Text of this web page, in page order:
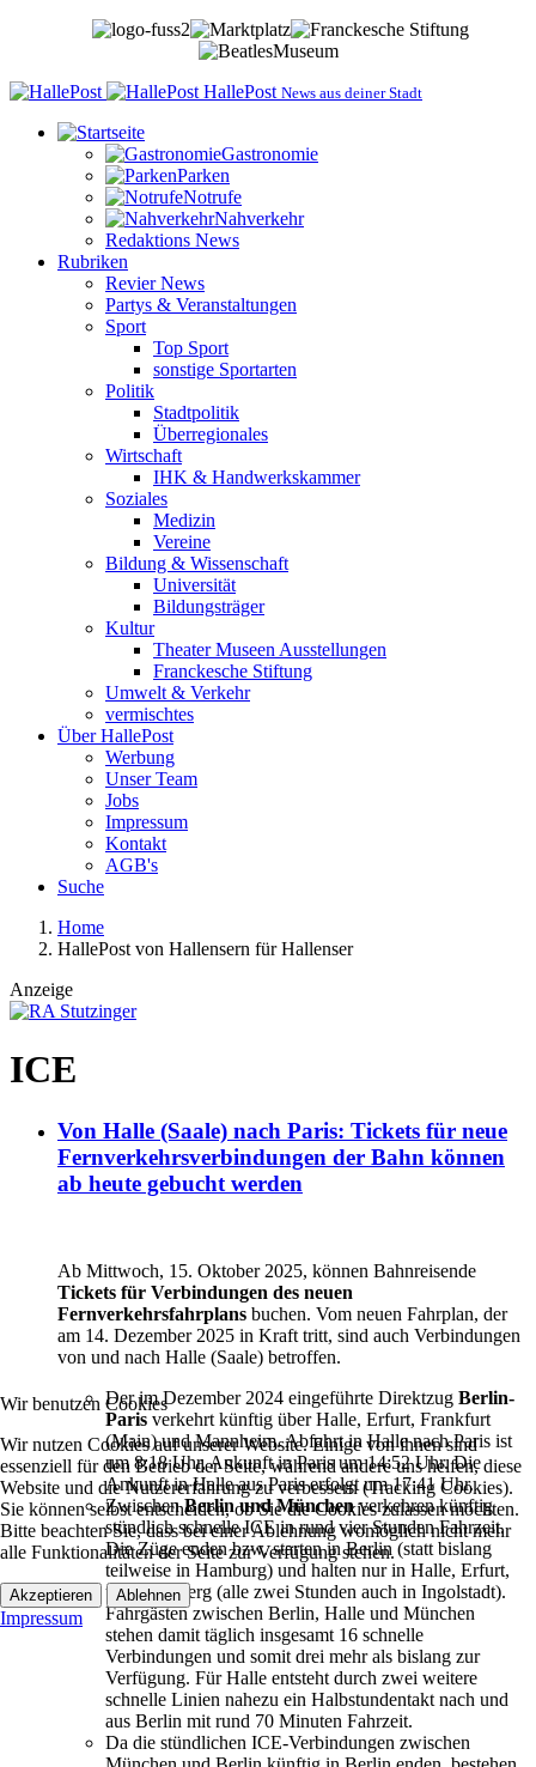
HallePost News aus deiner Stadt
Gastronomie
Parken
Notrufe
Nahverkehr
Redaktions News
Rubriken
Revier News
Partys & Veranstaltungen
Sport
Top Sport
sonstige Sportarten
Politik
Stadtpolitik
Überregionales
Wirtschaft
IHK & Handwerkskammer
Soziales
Medizin
Vereine
Bildung & Wissenschaft
Universität
Bildungsträger
Kultur
Theater Museen Ausstellungen
Franckesche Stiftung
Umwelt & Verkehr
vermischtes
Über HallePost
Werbung
Unser Team
Jobs
Impressum
Kontakt
AGB's
Suche
Home
HallePost von Hallensern für Hallenser
Anzeige
ICE
Von Halle (Saale) nach Paris: Tickets für neue
Fernverkehrsverbindungen der Bahn können
ab heute gebucht werden
Ab Mittwoch, 15. Oktober 2025, können Bahnreisende
Tickets für Verbindungen des neuen
Fernverkehrsfahrplans buchen. Vom neuen Fahrplan, der
am 14. Dezember 2025 in Kraft tritt, sind auch Verbindungen
von und nach Halle (Saale) betroffen.
Der im Dezember 2024 eingeführte Direktzug Berlin-
Paris verkehrt künftig über Halle, Erfurt, Frankfurt
(Main) und Mannheim. Abfahrt in Halle nach Paris ist
um 8:18 Uhr, Ankunft in Paris um 14:52 Uhr. Die
Ankunft in Halle aus Paris erfolgt um 17:41 Uhr.
ZwischenBerlin und Münchenverkehren künftig
stündlich schnelle ICE in rund vier Stunden Fahrzeit.
Die Züge enden bzw. starten in Berlin (statt bislang
teilweise in Hamburg) und halten nur in Halle, Erfurt,
und Nürnberg (alle zwei Stunden auch in Ingolstadt).
Fahrgästen zwischen Berlin, Halle und München
stehen damit täglich insgesamt 16 schnelle
Verbindungen und somit drei mehr als bislang zur
Verfügung. Für Halle entsteht durch zwei weitere
schnelle Linien nahezu ein Halbstundentakt nach und
aus Berlin mit rund 70 Minuten Fahrzeit.
Da die stündlichen ICE-Verbindungen zwischen
Wir benutzen Cookies
Wir nutzen Cookies auf unserer Website. Einige von ihnen sind
essenziell für den Betrieb der Seite, während andere uns helfen, diese
Website und die Nutzererfahrung zu verbessern (Tracking Cookies).
Sie können selbst entscheiden, ob Sie die Cookies zulassen möchten.
Bitte beachten Sie, dass bei einer Ablehnung womöglich nicht mehr
alle Funktionalitäten der Seite zur Verfügung stehen.
Akzeptieren Ablehnen
Impressum